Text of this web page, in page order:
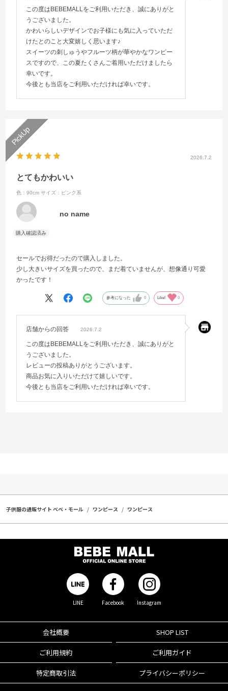
この度はBEBEMALLをご利用いただき、誠にありがと
うございました。
かわいらしいデザインでお子様にも気に入っていただ
けたとのこと大変嬉しく思います♪
スイーツの刺しゅうやフルーツ柄が華やかなワンピー
スですので、この夏たくさんご着用いただけましたら
幸いです。
今後とも当店をご利用いただければ幸いです。
2026.7.2
とてもかわいい
色：90cm サイズ：ピンク系
no name
セールでお得だったので購入しました。
少し大きいサイズを買ったので、まだ着ていませんが、想像通り可愛
かったです！
参考になった 0 Like! 0
店舗からの回答 2026.7.2
この度はBEBEMALLをご利用いただき、誠にありがと
うございました。
レビューの投稿ありがとうございます。
商品お気に入りいただけて嬉しいです。
今後とも当店をご利用いただければ幸いです。
子供服の通販サイト ベベ・モール ワンピース ワンピース
LINE Facebook Instagram
会社概要 SHOP LIST
ご利用規約 ご利用ガイド
特定商取引法 プライバシーポリシー